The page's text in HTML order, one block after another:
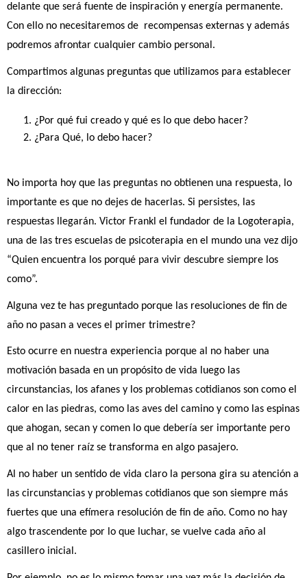
delante que será fuente de inspiración y energía permanente.
Con ello no necesitaremos de  recompensas externas y además
podremos afrontar cualquier cambio personal.
Compartimos algunas preguntas que utilizamos para establecer
la dirección:
¿Por qué fui creado y qué es lo que debo hacer?
¿Para Qué, lo debo hacer?
No importa hoy que las preguntas no obtienen una respuesta, lo
importante es que no dejes de hacerlas. Si persistes, las
respuestas llegarán. Victor Frankl el fundador de la Logoterapia,
una de las tres escuelas de psicoterapia en el mundo una vez dijo
“Quien encuentra los porqué para vivir descubre siempre los
como”.
Alguna vez te has preguntado porque las resoluciones de fin de
año no pasan a veces el primer trimestre?
Esto ocurre en nuestra experiencia porque al no haber una
motivación basada en un propósito de vida luego las
circunstancias, los afanes y los problemas cotidianos son como el
calor en las piedras, como las aves del camino y como las espinas
que ahogan, secan y comen lo que debería ser importante pero
que al no tener raíz se transforma en algo pasajero.
Al no haber un sentido de vida claro la persona gira su atención a
las circunstancias y problemas cotidianos que son siempre más
fuertes que una efímera resolución de fin de año. Como no hay
algo trascendente por lo que luchar, se vuelve cada año al
casillero inicial.